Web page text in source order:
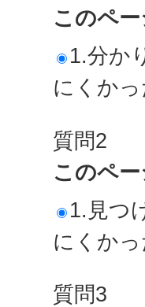
このペ
1.分か
にくかっ
質問2
このペ
1.見つ
にくかっ
質問3